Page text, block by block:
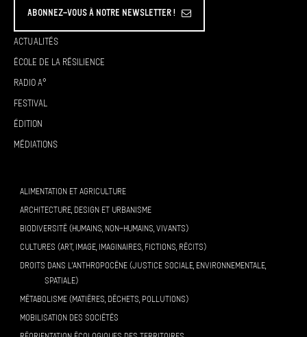
Abonnez-vous à Notre Newsletter !
Actualités
École de la résilience
Radio A°
Festival
Édition
Médiations
ALIMENTATION ET AGRICULTURE
ARCHITECTURE, DESIGN ET URBANISME
BIODIVERSITÉ (HUMAINS, NON-HUMAINS, VIVANTS)
CULTURES (ART, IMAGE, IMAGINAIRES, FICTIONS, RÉCITS)
DROITS DANS L’ANTHROPOCÈNE (JUSTICE SOCIALE, ENVIRONNEMENTALE,
SPATIALE)
MÉTABOLISME (MATIÈRES, DÉCHETS, POLLUTIONS)
MOBILISATION DES SOCIÉTÉS